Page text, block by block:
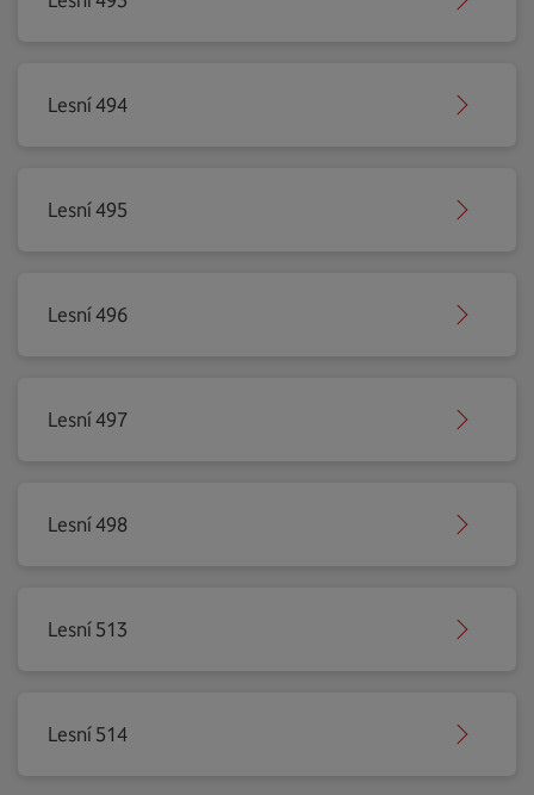
Lesní 494
Lesní 495
Lesní 496
Lesní 497
Lesní 498
Lesní 513
Lesní 514